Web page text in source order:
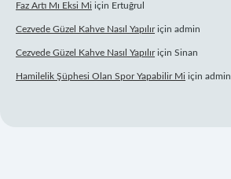
Faz Artı Mı Eksi Mi için Ertuğrul
Cezvede Güzel Kahve Nasıl Yapılıriçin admin
Cezvede Güzel Kahve Nasıl Yapılıriçin Sinan
Hamilelik Şüphesi Olan Spor Yapabilir Mi için admin